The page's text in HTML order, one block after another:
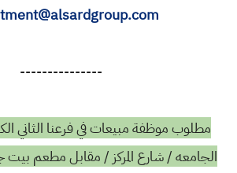
---------------
مطلوب موظفة مبيعات في فرعنا الثاني
الجامعه / شارع المركز / مقابل مطعم